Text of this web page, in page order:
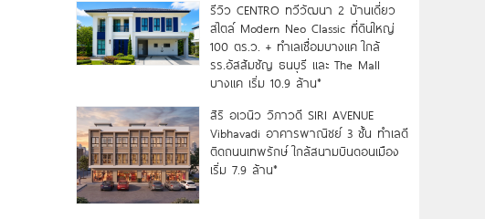
รีวิว CENTRO ทวีวัฒนา 2 บ้านเดี่ยว
สไตล์ Modern Neo Classic ที่ดินใหญ่
100 ตร.ว. + ทำเลเชื่อมบางแค ใกล้
รร.อัสสัมชัญ ธนบุรี และ The Mall
บางแค เริ่ม 10.9 ล้าน*
สิริ อเวนิว วิภาวดี SIRI AVENUE
Vibhavadi อาคารพาณิชย์ 3 ชั้น ทำเลดี
ติดถนนเทพรักษ์ ใกล้สนามบินดอนเมือง
เริ่ม 7.9 ล้าน*